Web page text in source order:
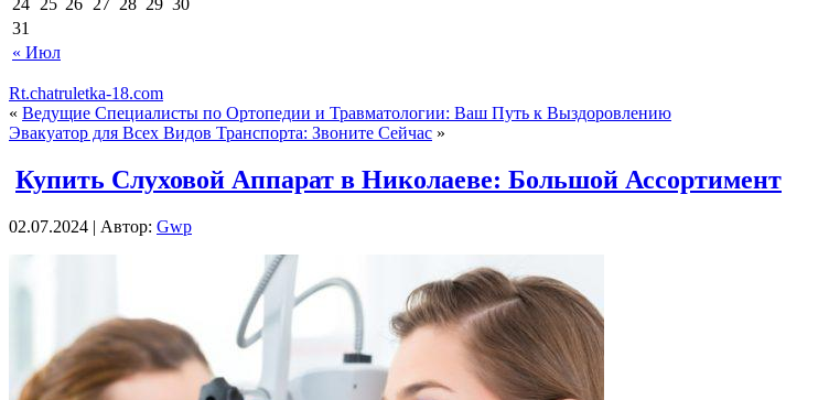
« Июл
31
Rt.chatruletka-18.com
« Ведущие Специалисты по Ортопедии и Травматологии: Ваш Путь к Выздоровлению
Эвакуатор для Всех Видов Транспорта: Звоните Сейчас »
Купить Слуховой Аппарат в Николаеве: Большой Ассортимент
02.07.2024 | Автор: Gwp